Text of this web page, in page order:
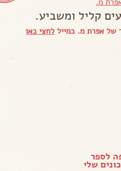
קליל ומשביע.
של אפרת מ. במייל לחצי כאן
לספר
שלי